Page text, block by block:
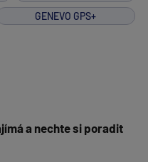
GENEVO GPS+
a nechte si poradit